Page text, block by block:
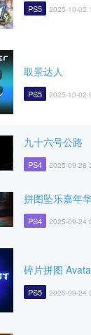
PS5 2025-10-02
取景达人
PS5 2025-10-02
九十六号公路
PS4 2025-09-28
拼图坠乐嘉年
PS4 2025-09-24
碎片拼图
PS5 2025-09-24